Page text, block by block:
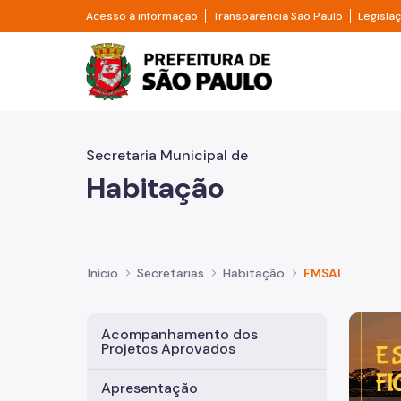
Pular para o Conteúdo principal
Acesso à informação Divisor de acesso à informação
Transparência São Paulo Divisor
Prefeitura de São
Secretaria Municipal de
Habitação
Início Secretarias Habitação FMSAI
Acompanhamento dos
Projetos Aprovados
Apresentação